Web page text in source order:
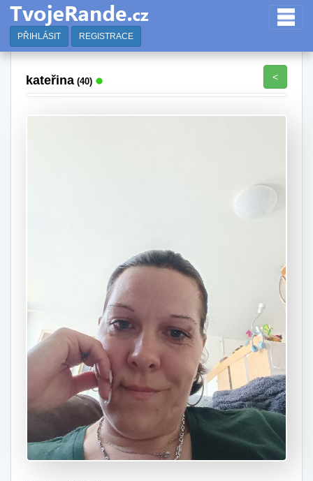
PŘIHLÁSIT REGISTRACE
kateřina (40) <